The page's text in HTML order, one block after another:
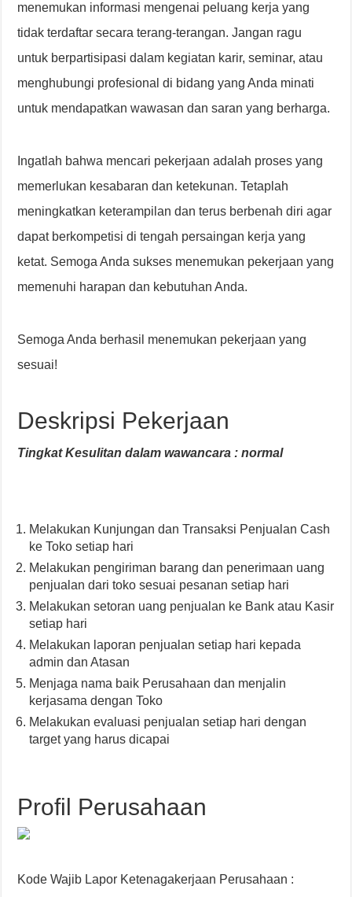
menemukan informasi mengenai peluang kerja yang
tidak terdaftar secara terang-terangan. Jangan ragu
untuk berpartisipasi dalam kegiatan karir, seminar, atau
menghubungi profesional di bidang yang Anda minati
untuk mendapatkan wawasan dan saran yang berharga.
Ingatlah bahwa mencari pekerjaan adalah proses yang
memerlukan kesabaran dan ketekunan. Tetaplah
meningkatkan keterampilan dan terus berbenah diri agar
dapat berkompetisi di tengah persaingan kerja yang
ketat. Semoga Anda sukses menemukan pekerjaan yang
memenuhi harapan dan kebutuhan Anda.
Semoga Anda berhasil menemukan pekerjaan yang
sesuai!
Deskripsi Pekerjaan
Tingkat Kesulitan dalam wawancara : normal
Melakukan Kunjungan dan Transaksi Penjualan Cash
ke Toko setiap hari
Melakukan pengiriman barang dan penerimaan uang
penjualan dari toko sesuai pesanan setiap hari
Melakukan setoran uang penjualan ke Bank atau Kasir
setiap hari
Melakukan laporan penjualan setiap hari kepada
admin dan Atasan
Menjaga nama baik Perusahaan dan menjalin
kerjasama dengan Toko
Melakukan evaluasi penjualan setiap hari dengan
target yang harus dicapai
Profil Perusahaan
Kode Wajib Lapor Ketenagakerjaan Perusahaan :